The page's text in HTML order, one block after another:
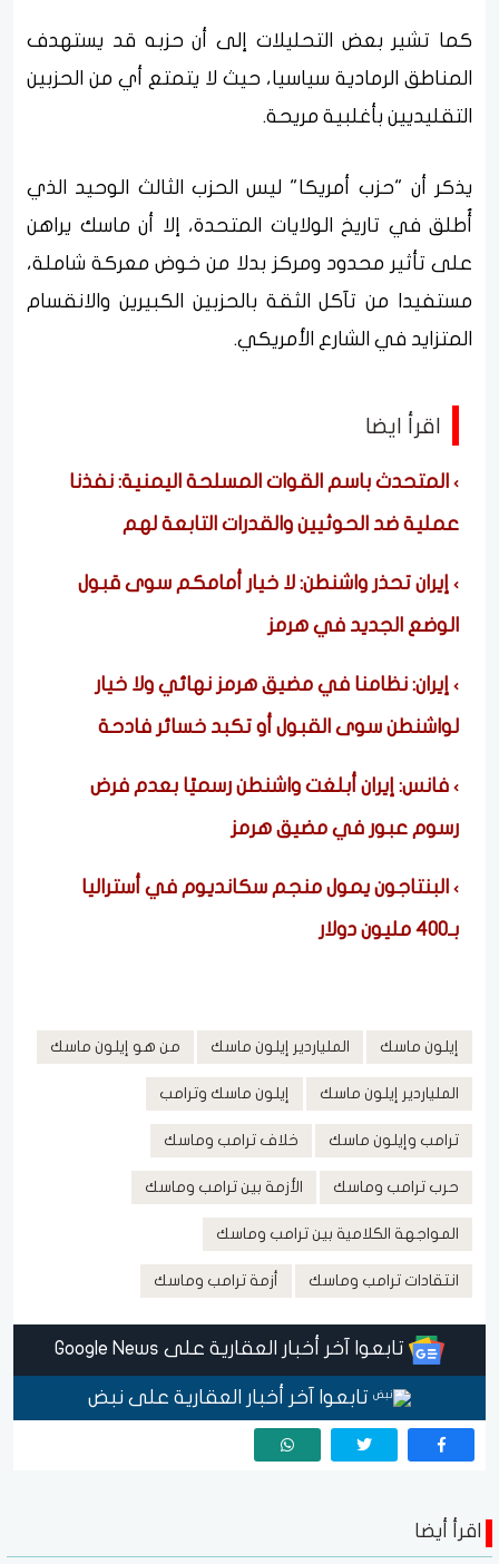
كما تشير بعض التحليلات إلى أن حزبه قد يستهدف
المناطق الرمادية سياسيا، حيث لا يتمتع أي من الحزبين
التقليديين بأغلبية مريحة.
يذكر أن "حزب أمريكا" ليس الحزب الثالث الوحيد الذي
أُطلق في تاريخ الولايات المتحدة، إلا أن ماسك يراهن
على تأثير محدود ومركز بدلا من خوض معركة شاملة،
مستفيدا من تآكل الثقة بالحزبين الكبيرين والانقسام
المتزايد في الشارع الأمريكي.
اقرأ ايضا
المتحدث باسم القوات المسلحة اليمنية: نفذنا
عملية ضد الحوثيين والقدرات التابعة لهم
إيران تحذر واشنطن: لا خيار أمامكم سوى قبول
الوضع الجديد في هرمز
إيران: نظامنا في مضيق هرمز نهائي ولا خيار
لواشنطن سوى القبول أو تكبد خسائر فادحة
فانس: إيران أبلغت واشنطن رسميًا بعدم فرض
رسوم عبور في مضيق هرمز
البنتاجون يمول منجم سكانديوم في أستراليا
بـ400 مليون دولار
إيلون ماسك الملياردير إيلون ماسك من هو إيلون ماسك
الملياردير إيلون ماسك إيلون ماسك وترامب
ترامب وإيلون ماسك خلاف ترامب وماسك
حرب ترامب وماسك الأزمة بين ترامب وماسك
المواجهة الكلامية بين ترامب وماسك
انتقادات ترامب وماسك أزمة ترامب وماسك
تابعوا آخر أخبار العقارية على Google News
تابعوا آخر أخبار العقارية على نبض
اقرأ أيضا